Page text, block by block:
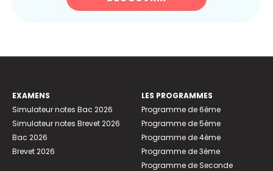
EXAMENS
Simulateur notes Bac 2026
Simulateur notes Brevet 2026
Bac 2026
Brevet 2026
LES PROGRAMMES
Programme de 6ème
Programme de 5ème
Programme de 4ème
Programme de 3ème
Programme de Seconde